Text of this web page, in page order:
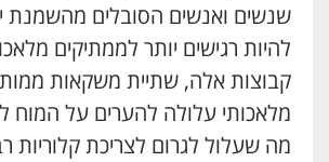
שנשים ואנשים הסובלים מהשמנת
להיות רגישים יותר לממתיקים
קבוצות אלה, שתיית משקאות
מלאכותי עלולה להערים על המוח
מה שעלול לגרום לצריכת קלוריות